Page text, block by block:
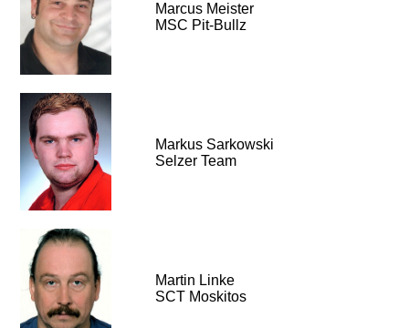
Marcus Meister
MSC Pit-Bullz
Markus Sarkowski
Selzer Team
Martin Linke
SCT Moskitos